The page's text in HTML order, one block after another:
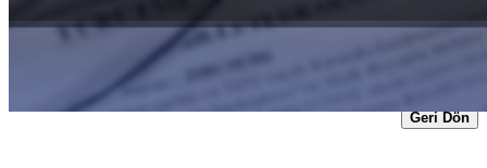
https://archive.ismmmo.org.tr/docs/mevzuat/duyuru/
Geri Dön